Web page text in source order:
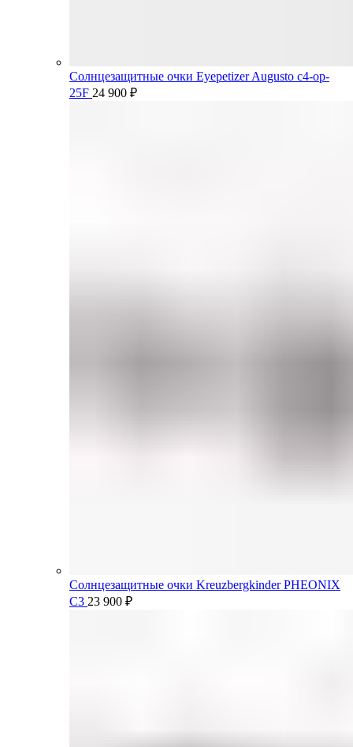
Солнцезащитные очки Eyepetizer Augusto c4-op-
25F 24 900 ₽
Солнцезащитные очки Kreuzbergkinder PHEONIX
C3 23 900 ₽